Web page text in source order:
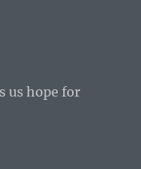
us hope for